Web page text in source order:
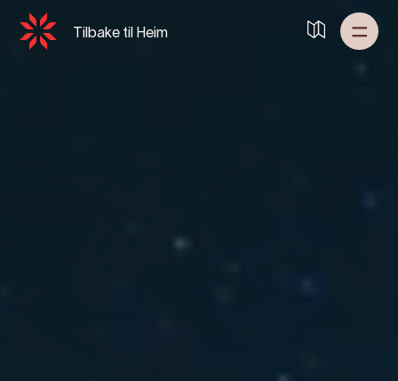
Tilbake til Heim